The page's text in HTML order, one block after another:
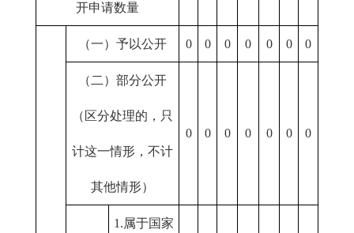
开申请数量
（一）予以公开 0 0 0 0 0 0 0
（二）部分公开
（区分处理的，只
计这一情形，不计
其他情形）
0 0 0 0 0 0 0
1.属于国家